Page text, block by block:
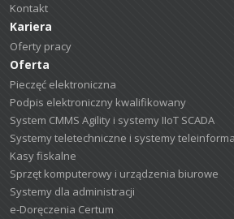
Kontakt
Kariera
Oferty pracy
Oferta
Pieczęć elektroniczna
Podpis elektroniczny kwalifikowany
System CMMS Agility i systemy IIoT SCADA
Systemy teletechniczne i systemy
Kasy fiskalne
Sprzęt komputerowy i urządzenia biurowe
Systemy dla administracji
e-Doręczenia Certum